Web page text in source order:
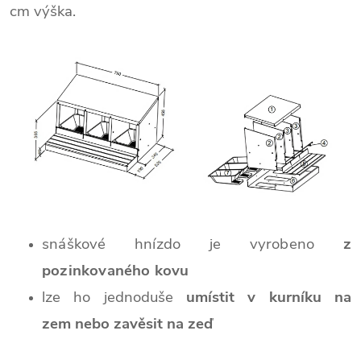
cm výška.
snáškové hnízdo je vyrobeno z
pozinkovaného kovu
lze ho jednoduše umístit v kurníku na
zem nebo zavěsit na zeď